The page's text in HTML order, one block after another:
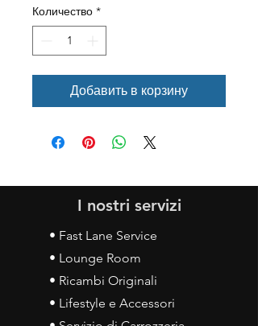
Количество *
Добавить в корзину
I nostri servizi
• Fast Lane Service
• Lounge Room
• Ricambi Originali
• Lifestyle e Accessori